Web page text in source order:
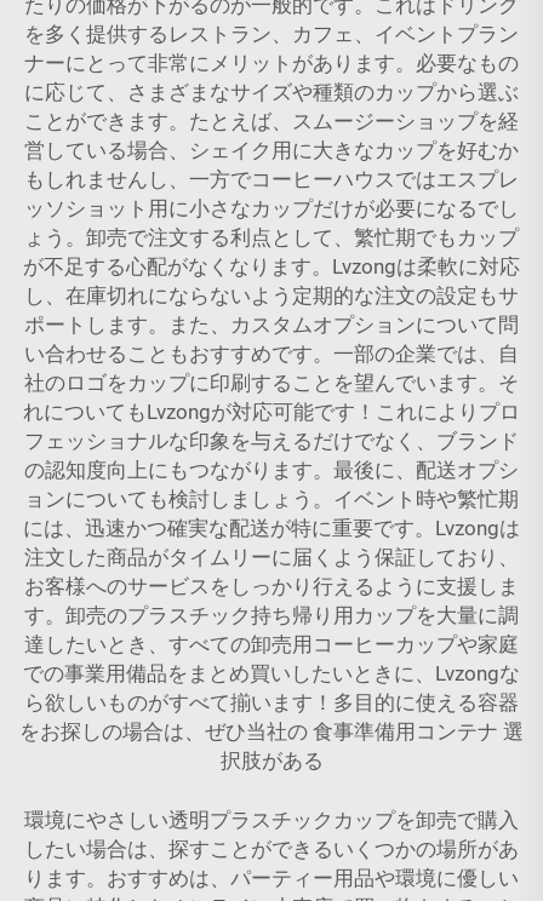
たりの価格が下がるのが一般的です。これはドリンク
を多く提供するレストラン、カフェ、イベントプラン
ナーにとって非常にメリットがあります。必要なもの
に応じて、さまざまなサイズや種類のカップから選ぶ
ことができます。たとえば、スムージーショップを経
営している場合、シェイク用に大きなカップを好むか
もしれませんし、一方でコーヒーハウスではエスプレ
ッソショット用に小さなカップだけが必要になるでし
ょう。卸売で注文する利点として、繁忙期でもカップ
が不足する心配がなくなります。Lvzongは柔軟に対応
し、在庫切れにならないよう定期的な注文の設定もサ
ポートします。また、カスタムオプションについて問
い合わせることもおすすめです。一部の企業では、自
社のロゴをカップに印刷することを望んでいます。そ
れについてもLvzongが対応可能です！これによりプロ
フェッショナルな印象を与えるだけでなく、ブランド
の認知度向上にもつながります。最後に、配送オプシ
ョンについても検討しましょう。イベント時や繁忙期
には、迅速かつ確実な配送が特に重要です。Lvzongは
注文した商品がタイムリーに届くよう保証しており、
お客様へのサービスをしっかり行えるように支援しま
す。卸売のプラスチック持ち帰り用カップを大量に調
達したいとき、すべての卸売用コーヒーカップや家庭
での事業用備品をまとめ買いしたいときに、Lvzongな
ら欲しいものがすべて揃います！多目的に使える容器
をお探しの場合は、ぜひ当社の 食事準備用コンテナ 選
択肢がある
環境にやさしい透明プラスチックカップを卸売で購入
したい場合は、探すことができるいくつかの場所があ
ります。おすすめは、パーティー用品や環境に優しい